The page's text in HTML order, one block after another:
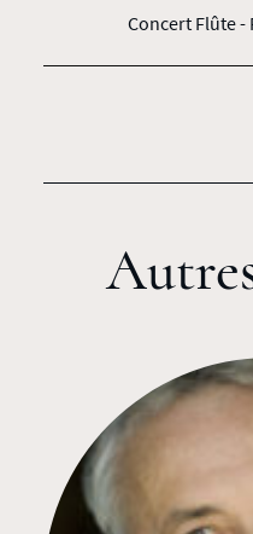
Concert Flûte -